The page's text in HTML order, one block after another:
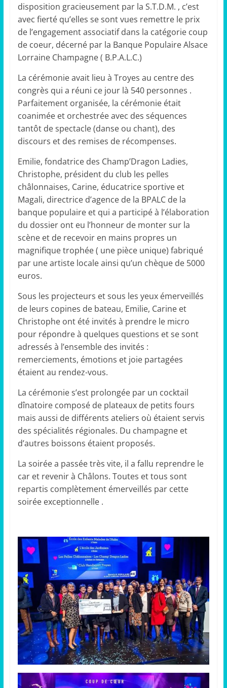
disposition gracieusement par la S.T.D.M. , c’est
avec fierté qu’elles se sont vues remettre le prix
de l’engagement associatif dans la catégorie coup
de coeur, décerné par la Banque Populaire Alsace
Lorraine Champagne ( B.P.A.L.C.)
La cérémonie avait lieu à Troyes au centre des
congrès qui a réuni ce jour là 540 personnes .
Parfaitement organisée, la cérémonie était
coanimée et orchestrée avec des séquences
tantôt de spectacle (danse ou chant), des
discours et des remises de récompenses.
Emilie, fondatrice des Champ’Dragon Ladies,
Christophe, président du club les pelles
châlonnaises, Carine, éducatrice sportive et
Magali, directrice d’agence de la BPALC de la
banque populaire et qui a participé à l’élaboration
du dossier ont eu l’honneur de monter sur la
scène et de recevoir en mains propres un
magnifique trophée ( une pièce unique) fabriqué
par une artiste locale ainsi qu’un chèque de 5000
euros.
Sous les projecteurs et sous les yeux émerveillés
de leurs copines de bateau, Emilie, Carine et
Christophe ont été invités à prendre le micro
pour répondre à quelques questions et se sont
adressés à l’ensemble des invités :
remerciements, émotions et joie partagées
étaient au rendez-vous.
La cérémonie s’est prolongée par un cocktail
dînatoire composé de plateaux de petits fours
mais aussi de différents ateliers où étaient servis
des spécialités régionales. Du champagne et
d’autres boissons étaient proposés.
La soirée a passée très vite, il a fallu reprendre le
car et revenir à Châlons. Toutes et tous sont
repartis complètement émerveillés par cette
soirée exceptionnelle .